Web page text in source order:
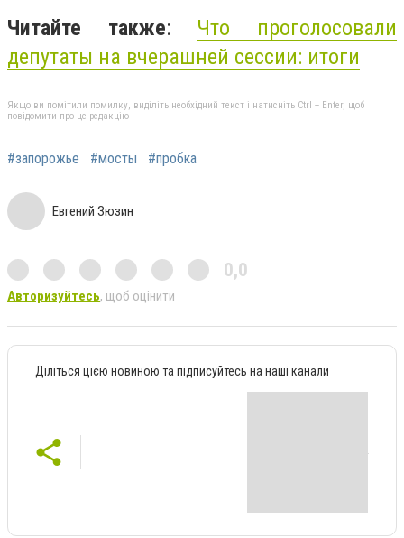
Читайте также: Что проголосовали
депутаты на вчерашней сессии: итоги
Якщо ви помітили помилку, виділіть необхідний текст і натисніть Ctrl + Enter, щоб
повідомити про це редакцію
#запорожье #мосты #пробка
Евгений Зюзин
0,0
Авторизуйтесь, щоб оцінити
Діліться цією новиною та підписуйтесь на наші канали